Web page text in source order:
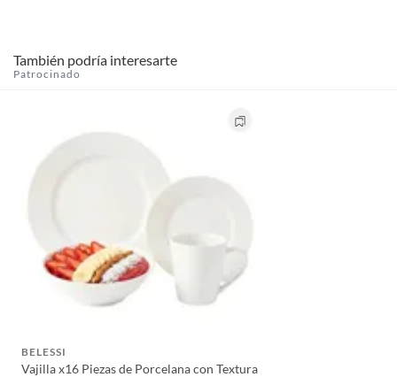
También podría interesarte
Patrocinado
BELESSI
Vajilla x16 Piezas de Porcelana con Textura